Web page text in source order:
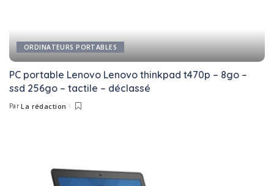
ORDINATEURS PORTABLES
PC portable Lenovo Lenovo thinkpad t470p – 8go –
ssd 256go – tactile – déclassé
Posted
Par La rédaction